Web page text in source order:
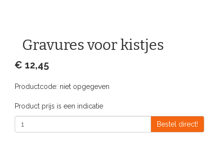
Gravures voor kistjes
€ 12,45
Productcode: niet opgegeven
Product prijs is een indicatie
Bestel direct!